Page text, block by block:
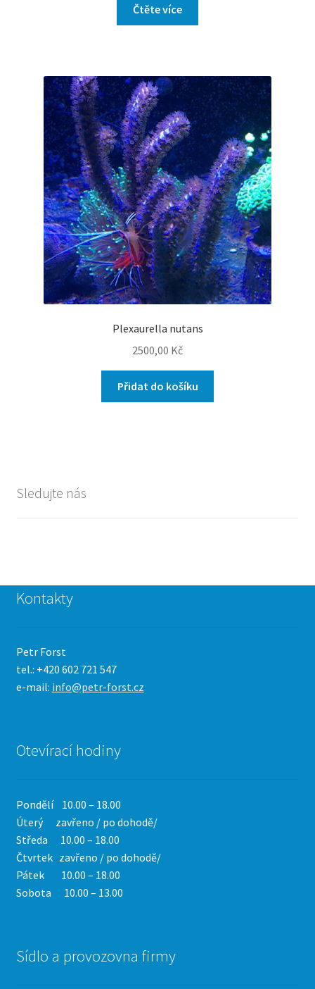
Čtěte více
Plexaurella nutans
2500,00 Kč
Přidat do košíku
Sledujte nás
Kontakty
Petr Forst
tel.: +420 602 721 547
e-mail: info@petr-forst.cz
Otevírací hodiny
Pondělí 10.00 – 18.00
Úterý zavřeno / po dohodě/
Středa 10.00 – 18.00
Čtvrtek zavřeno / po dohodě/
Pátek 10.00 – 18.00
Sobota 10.00 – 13.00
Sídlo a provozovna firmy